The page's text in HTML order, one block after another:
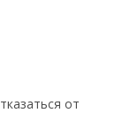
от